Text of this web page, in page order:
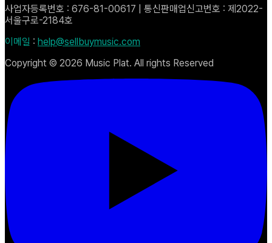
사업자등록번호 : 676-81-00617 | 통신판매업신고번호 : 제2022-
서울구로-2184호
이메일 : help@sellbuymusic.com
Copyright © 2026 Music Plat. All rights Reserved